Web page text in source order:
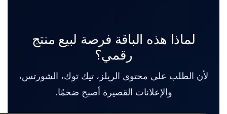
لماذا هذه الباقة فرصة لبيع منتج
رقمي؟
لأن الطلب على محتوى الريلز، تيك توك، الشورتس،
والإعلانات القصيرة أصبح ضخمًا.